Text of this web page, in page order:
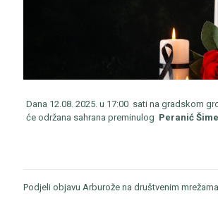
Dana 12.08. 2025. u 17:00 sati na gradskom
će održana sahrana preminulog Peranić
Podjeli objavu Arburože na društvenim mrežama